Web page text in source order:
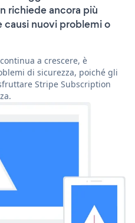
richiede ancora più
nuovi problemi o
a crescere, è
di sicurezza, poiché gli
Stripe Subscription